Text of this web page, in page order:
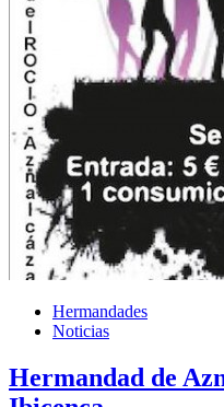
Hermandades
Noticias
Hermandad de